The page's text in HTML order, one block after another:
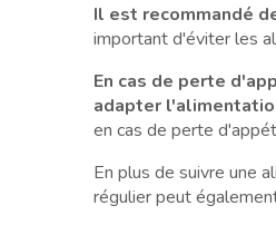
Il est recommandé
important d'éviter les
En cas de perte
adapter
en cas de perte
En plus de suivre une
régulier peut